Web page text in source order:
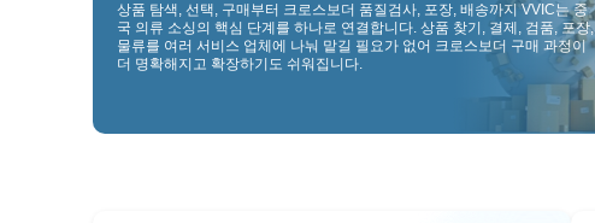
상품 탐색, 선택, 구매부터 크로스보더 품질검사, 포장, 배송까지 VVIC는 중
국 의류 소싱의 핵심 단계를 하나로 연결합니다. 상품 찾기, 결제, 검품, 포장,
물류를 여러 서비스 업체에 나눠 맡길 필요가 없어 크로스보더 구매 과정이
더 명확해지고 확장하기도 쉬워집니다.